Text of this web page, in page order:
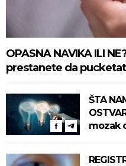
OPASNA NAVIKA ILI
prestanete da
ŠTA
mozak